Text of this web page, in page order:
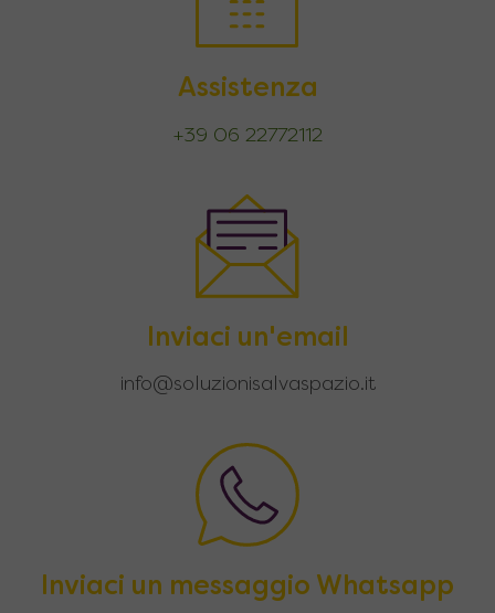
Assistenza
+39 06 22772112
Inviaci un'email
info@soluzionisalvaspazio.it
Inviaci un messaggio Whatsapp